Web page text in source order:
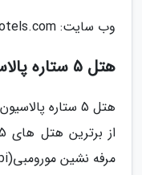
وب سایت: https://www.tivolihotels.com
هتل 5 ستاره پالاسیو تانگارا(Palácio Tangará)